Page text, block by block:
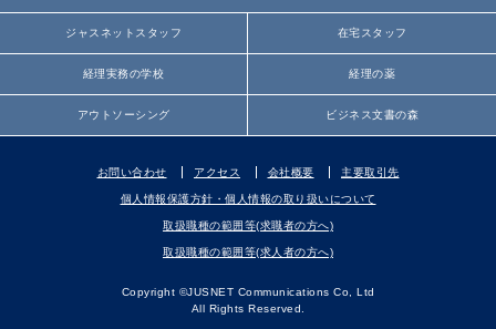
ジャスネットスタッフ 在宅スタッフ
経理実務の学校 経理の薬
アウトソーシング ビジネス文書の森
お問い合わせ アクセス 会社概要 主要取引先
個人情報保護方針・個人情報の取り扱いについて
取扱職種の範囲等(求職者の方へ)
取扱職種の範囲等(求人者の方へ)
Copyright ©JUSNET Communications Co, Ltd
All Rights Reserved.